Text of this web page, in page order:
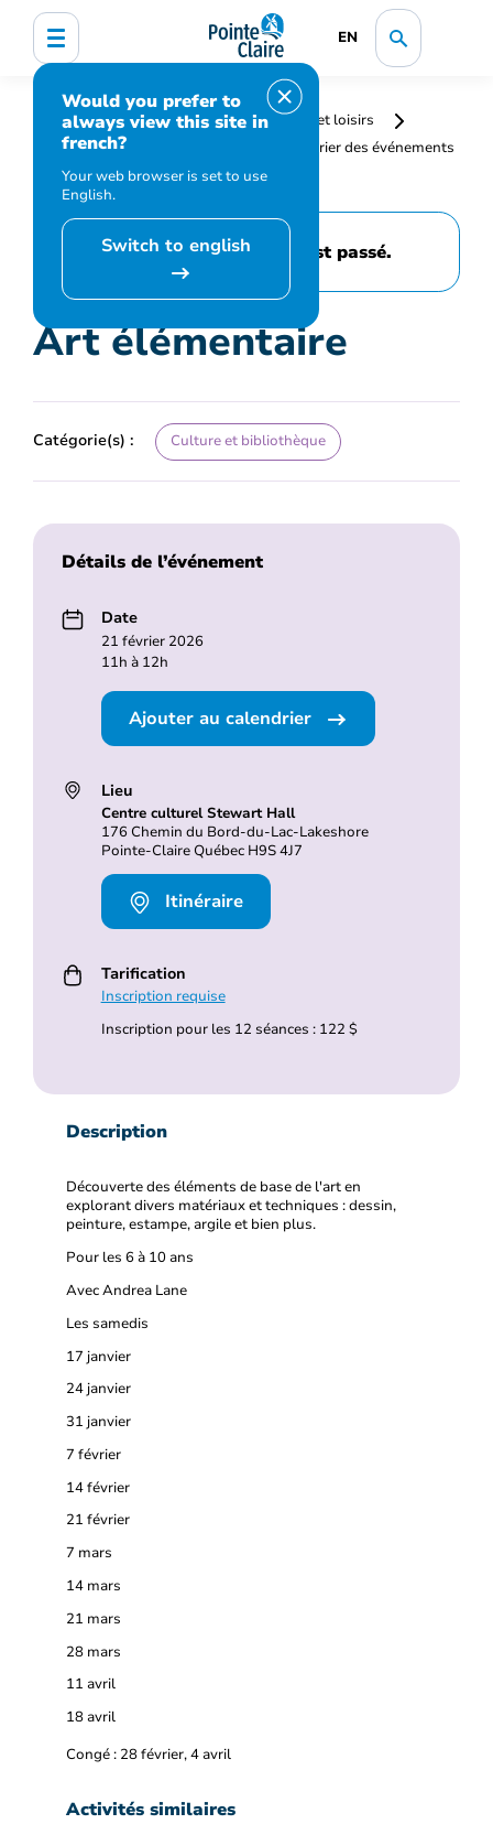
EN
Would you prefer to
always view this site in
french?
Your web browser is set to use
English.
Switch to english
Accueil
Bibliothèque, culture, sports et loisirs
Programmation et inscription
Calendrier des événements
et activités
Art élémentaire
Cet événement est passé.
Art élémentaire
Catégorie(s) : Culture et bibliothèque
Détails de l’événement
Date
21 février 2026
11h à 12h
Ajouter au calendrier
Lieu
Centre culturel Stewart Hall
176 Chemin du Bord-du-Lac-Lakeshore
Pointe-Claire Québec H9S 4J7
Itinéraire
Tarification
Inscription requise
Inscription pour les 12 séances : 122 $
Description
Découverte des éléments de base de l'art en
explorant divers matériaux et techniques : dessin,
peinture, estampe, argile et bien plus.
Pour les 6 à 10 ans
Avec Andrea Lane
Les samedis
17 janvier
24 janvier
31 janvier
7 février
14 février
21 février
7 mars
14 mars
21 mars
28 mars
11 avril
18 avril
Congé : 28 février, 4 avril
Activités similaires